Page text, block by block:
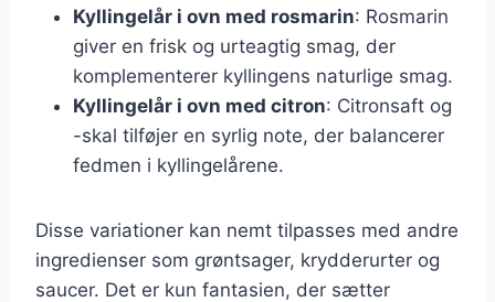
Kyllingelår i ovn med rosmarin: Rosmarin
giver en frisk og urteagtig smag, der
komplementerer kyllingens naturlige smag.
Kyllingelår i ovn med citron: Citronsaft og
-skal tilføjer en syrlig note, der balancerer
fedmen i kyllingelårene.
Disse variationer kan nemt tilpasses med andre
ingredienser som grøntsager, krydderurter og
saucer. Det er kun fantasien, der sætter